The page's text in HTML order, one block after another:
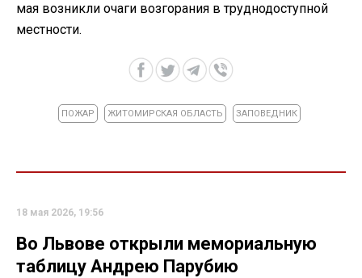
мая возникли очаги возгорания в труднодоступной
местности.
ПОЖАР ЖИТОМИРСКАЯ ОБЛАСТЬ ЗАПОВЕДНИК
18 мая 2026, 19:56
Во Львове открыли мемориальную
таблицу Андрею Парубию